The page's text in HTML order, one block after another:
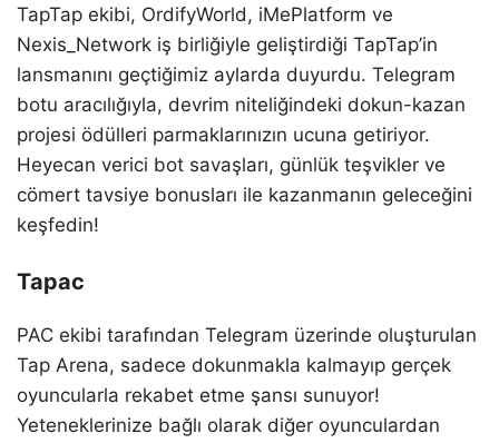
TapTap ekibi, OrdifyWorld, iMePlatform ve
Nexis_Network iş birliğiyle geliştirdiği TapTap’in
lansmanını geçtiğimiz aylarda duyurdu. Telegram
botu aracılığıyla, devrim niteliğindeki dokun-kazan
projesi ödülleri parmaklarınızın ucuna getiriyor.
Heyecan verici bot savaşları, günlük teşvikler ve
cömert tavsiye bonusları ile kazanmanın geleceğini
keşfedin!
Tapac
PAC ekibi tarafından Telegram üzerinde oluşturulan
Tap Arena, sadece dokunmakla kalmayıp gerçek
oyuncularla rekabet etme şansı sunuyor!
Yeteneklerinize bağlı olarak diğer oyunculardan